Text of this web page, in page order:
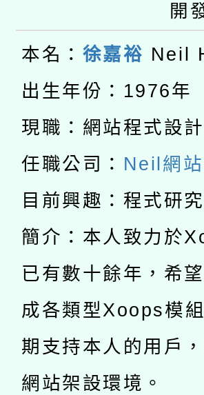
動」
開 智慧啟航
本校115學
招甄選結果
招)
適應運動共
本館辦理115
暨閱讀推動專
科技賦能─人
礎課程
A3數位素養
「數位內容
pilot」
有關大陸委
薪期間赴陸
轉知經濟部
業技術研究
用水績優單
動」
桃園市孔廟
開 智慧啟航」
2026年桃園
開
本名： 徐嘉裕 Neil
出生年份：1976年
現職：網站程式設
任職公司： Neil網
目前興趣：程式研
簡介：本人致力於
已有數十餘年，希
成各類型Xoops模
期支持本人的用戶
網站架設環境。